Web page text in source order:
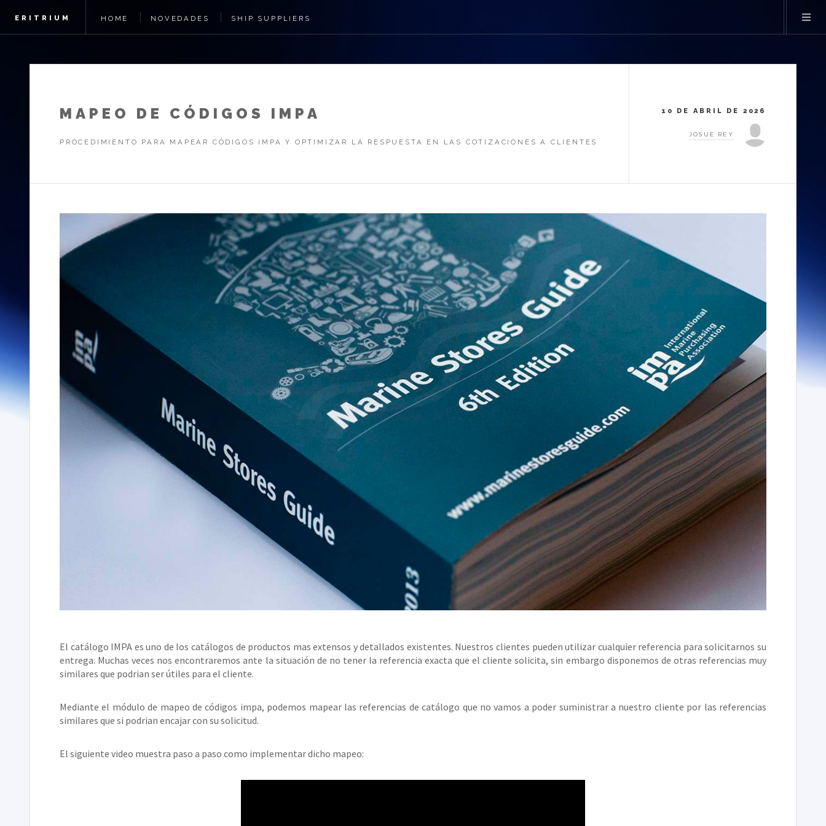
ERITRIUM HOME NOVEDADES SHIP SUPPLIERS
MAPEO DE CÓDIGOS IMPA
PROCEDIMIENTO PARA MAPEAR CÓDIGOS IMPA Y OPTIMIZAR LA RESPUESTA EN LAS COTIZACIONES A CLIENTES
10 DE ABRIL DE 2026
JOSUE REY
El catálogo IMPA es uno de los catálogos de productos mas extensos y detallados existentes. Nuestros clientes pueden utilizar cualquier referencia para solicitarnos su
entrega. Muchas veces nos encontraremos ante la situación de no tener la referencia exacta que el cliente solicita, sin embargo disponemos de otras referencias muy
similares que podrian ser útiles para el cliente.
Mediante el módulo de mapeo de códigos impa, podemos mapear las referencias de catálogo que no vamos a poder suministrar a nuestro cliente por las referencias
similares que si podrian encajar con su solicitud.
El siguiente video muestra paso a paso como implementar dicho mapeo: